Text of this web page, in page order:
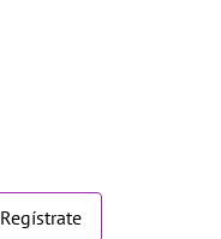
Regístrate